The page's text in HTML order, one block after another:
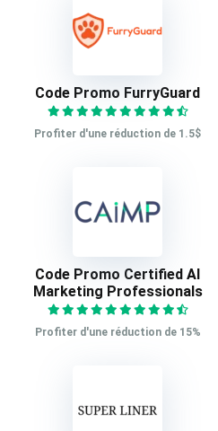
Code Promo FurryGuard
Profiter d'une réduction de 1.5$
Code Promo Certified AI
Marketing Professionals
Profiter d'une réduction de 15%